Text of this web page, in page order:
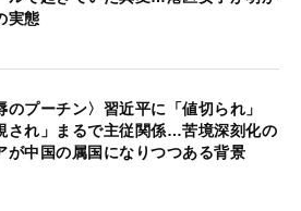
実態
のプーチン〉習近平に「値切られ」
され」まるで主従関係…苦境深刻化の
が中国の属国になりつつある背景